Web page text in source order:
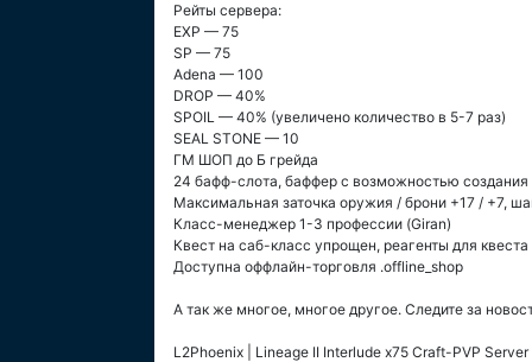
Рейты сервера:
EXP — 75
SP — 75
Adena — 100
DROP — 40%
SPOIL — 40% (увеличено количество в 5-7 раз)
SEAL STONE — 10
ГМ ШОП до Б грейда
24 бафф-слота, баффер с возможностью
Максимальная заточка оружия / брони +17 / +7,
Класс-менеджер 1-3 профессии (Giran)
Квест на саб-класс упрощен, реагенты для
Доступна оффлайн-торговля .offline_shop
А так же многое, многое другое. Следите за
L2Phoenix | Lineage II Interlude x75 Craft-PVP Server